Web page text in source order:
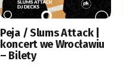
Peja / Slums Attack |
koncert we Wrocławiu
– Bilety